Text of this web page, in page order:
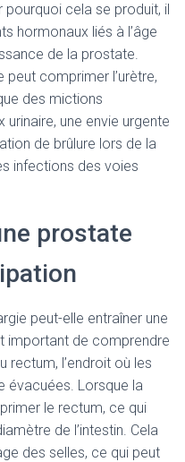
pourquoi cela se produit, il
hormonaux liés à l’âge
de la prostate.
comprimer l’urètre,
des mictions
urinaire, une envie urgente
de brûlure lors de la
infections des voies
prostate
peut-elle entraîner une
important de comprendre
rectum, l’endroit où les
évacuées. Lorsque la
le rectum, ce qui
de l’intestin. Cela
des selles, ce qui peut